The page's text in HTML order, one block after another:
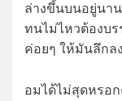
ล่างขึ้นบนอยู่นาน
ทนไม่ไหวต้องบ
ค่อยๆ ให้มันลึกล
อมได้ไม่สุดหรอ